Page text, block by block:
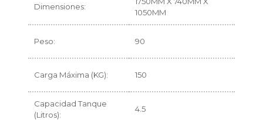
Dimensiones:
1050MM
Peso: 90
Carga Máxima (KG): 150
Capacidad Tanque
(Litros):
4.5